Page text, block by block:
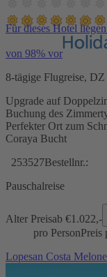
Für dieses Hotel
von 98% vor
8-tägige Flugreise,
Upgrade auf
Buchung des
Perfekter Ort zum
Coraya Bucht
253527Bestellnr.:
Pauschalreise
Alter Preisab €1.022,-
pro PersonPreis
Lopesan Costa